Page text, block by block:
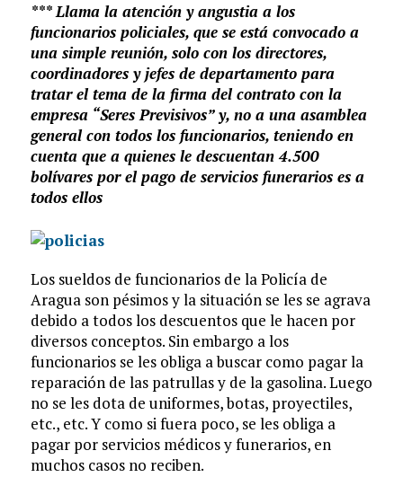
*** Llama la atención y angustia a los
funcionarios policiales, que se está convocado a
una simple reunión, solo con los directores,
coordinadores y jefes de departamento para
tratar el tema de la firma del contrato con la
empresa “Seres Previsivos” y, no a una asamblea
general con todos los funcionarios, teniendo en
cuenta que a quienes le descuentan 4.500
bolívares por el pago de servicios funerarios es a
todos ellos
Los sueldos de funcionarios de la Policía de
Aragua son pésimos y la situación se les se agrava
debido a todos los descuentos que le hacen por
diversos conceptos. Sin embargo a los
funcionarios se les obliga a buscar como pagar la
reparación de las patrullas y de la gasolina. Luego
no se les dota de uniformes, botas, proyectiles,
etc., etc. Y como si fuera poco, se les obliga a
pagar por servicios médicos y funerarios, en
muchos casos no reciben.